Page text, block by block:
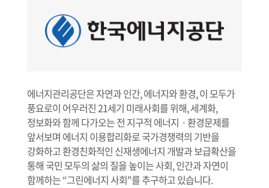
에너지관리공단은 자연과 인간, 에너지와 환경, 이 모두가
풍요로이 어우러진 21세기 미래사회를 위해, 세계화,
정보화와 함께 다가오는 전 지구적 에너지ㆍ환경문제를
앞서보며 에너지 이용합리화로 국가경쟁력의 기반을
강화하고 환경친화적인 신재생에너지 개발과 보급확산을
통해 국민 모두의 삶의 질을 높이는 사회, 인간과 자연이
함께하는 “그린에너지 사회"를 추구하고 있습니다.